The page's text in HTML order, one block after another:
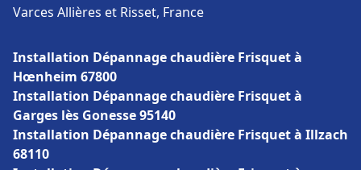
Varces Allières et Risset, France
Installation Dépannage chaudière Frisquet à
Hœnheim 67800
Installation Dépannage chaudière Frisquet à
Garges lès Gonesse 95140
Installation Dépannage chaudière Frisquet à Illzach
68110